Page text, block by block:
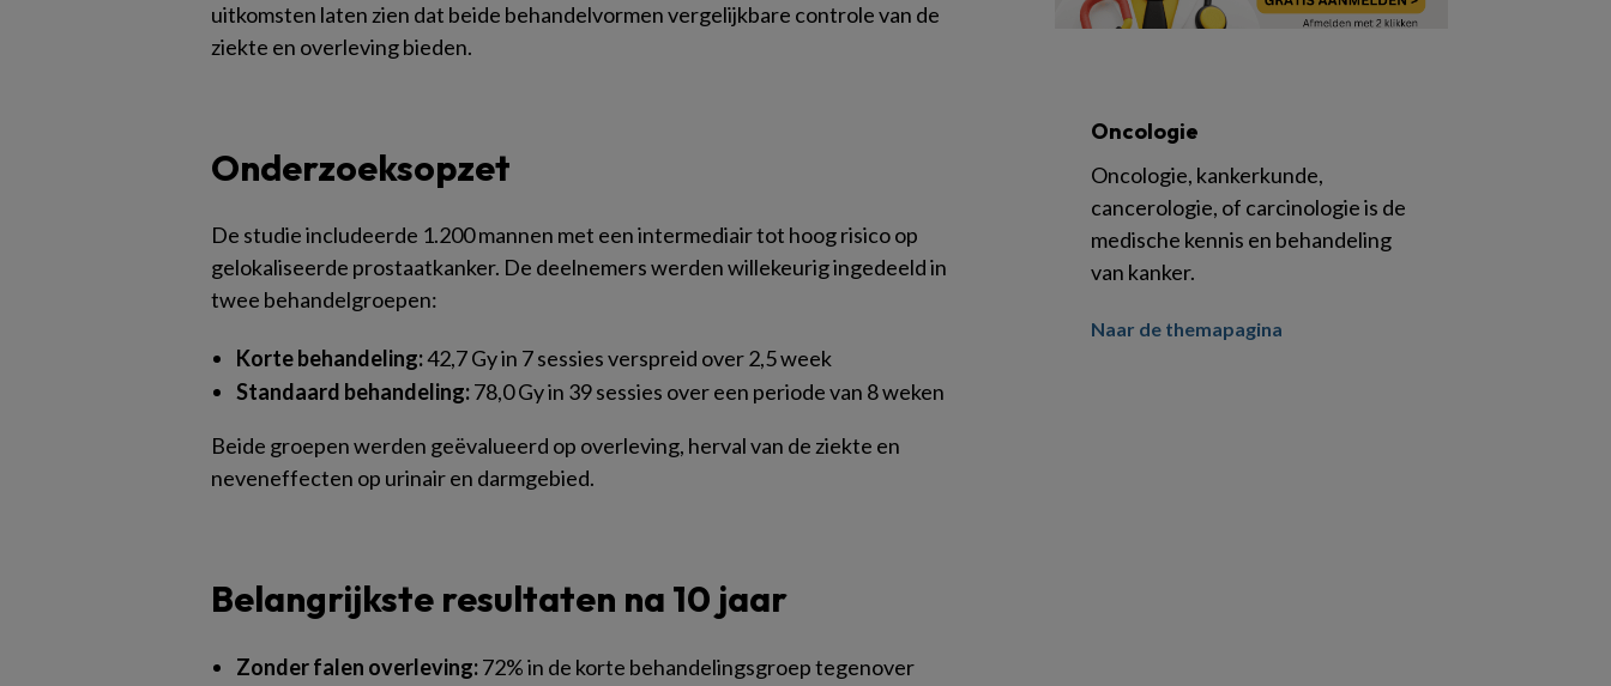
uitkomsten laten zien dat beide behandelvormen vergelijkbare controle van de
ziekte en overleving bieden.
Onderzoeksopzet
De studie includeerde 1.200 mannen met een intermediair tot hoog risico op
gelokaliseerde prostaatkanker. De deelnemers werden willekeurig ingedeeld in
twee behandelgroepen:
Korte behandeling:42,7 Gy in 7 sessies verspreid over 2,5 week
Standaard behandeling:78,0 Gy in 39 sessies over een periode van 8 weken
Beide groepen werden geëvalueerd op overleving, herval van de ziekte en
neveneffecten op urinair en darmgebied.
Belangrijkste resultaten na 10 jaar
Zonder falen overleving:72% in de korte behandelingsgroep tegenover
Oncologie
Oncologie, kankerkunde,
cancerologie, of carcinologie is de
medische kennis en behandeling
van kanker.
Naar de themapagina